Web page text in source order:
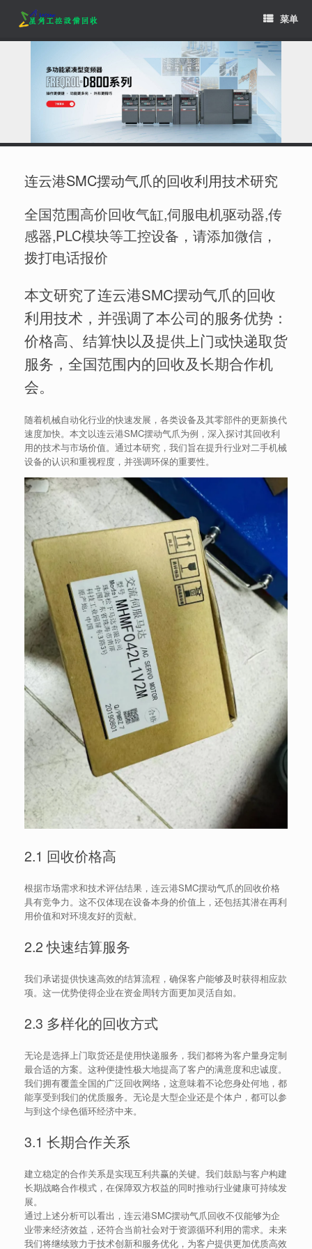
content
菜单
连云港SMC摆动气爪的回收利用技术研究
全国范围高价回收气缸,伺服电机驱动器,传
感器,PLC模块等工控设备，请添加微信，
拨打电话报价
本文研究了连云港SMC摆动气爪的回收
利用技术，并强调了本公司的服务优势：
价格高、结算快以及提供上门或快递取货
服务，全国范围内的回收及长期合作机
会。
随着机械自动化行业的快速发展，各类设备及其零部件的更新换代
速度加快。本文以连云港SMC摆动气爪为例，深入探讨其回收利
用的技术与市场价值。通过本研究，我们旨在提升行业对二手机械
设备的认识和重视程度，并强调环保的重要性。
2.1 回收价格高
根据市场需求和技术评估结果，连云港SMC摆动气爪的回收价格
具有竞争力。这不仅体现在设备本身的价值上，还包括其潜在再利
用价值和对环境友好的贡献。
2.2 快速结算服务
我们承诺提供快速高效的结算流程，确保客户能够及时获得相应款
项。这一优势使得企业在资金周转方面更加灵活自如。
2.3 多样化的回收方式
无论是选择上门取货还是使用快递服务，我们都将为客户量身定制
最合适的方案。这种便捷性极大地提高了客户的满意度和忠诚度。
我们拥有覆盖全国的广泛回收网络，这意味着不论您身处何地，都
能享受到我们的优质服务。无论是大型企业还是个体户，都可以参
与到这个绿色循环经济中来。
3.1 长期合作关系
建立稳定的合作关系是实现互利共赢的关键。我们鼓励与客户构建
长期战略合作模式，在保障双方权益的同时推动行业健康可持续发
展。
通过上述分析可以看出，连云港SMC摆动气爪回收不仅能够为企
业带来经济效益，还符合当前社会对于资源循环利用的需求。未来
我们将继续致力于技术创新和服务优化，为客户提供更加优质高效